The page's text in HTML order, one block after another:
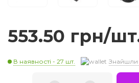
553.50 грн/
В наявності - 27 шт.